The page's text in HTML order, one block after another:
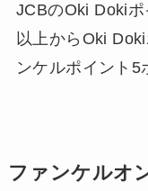
JCBのOki Doki
以上からOki
ンケルポイント5
ファンケルオ